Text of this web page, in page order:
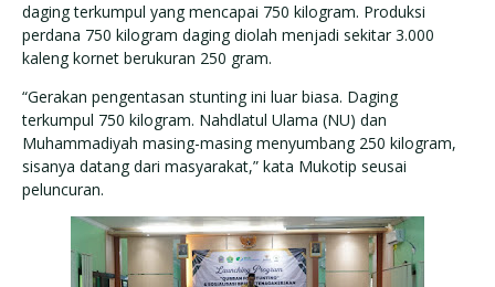
daging terkumpul yang mencapai 750 kilogram. Produksi
perdana 750 kilogram daging diolah menjadi sekitar 3.000
kaleng kornet berukuran 250 gram.
“Gerakan pengentasan stunting ini luar biasa. Daging
terkumpul 750 kilogram. Nahdlatul Ulama (NU) dan
Muhammadiyah masing-masing menyumbang 250 kilogram,
sisanya datang dari masyarakat,” kata Mukotip seusai
peluncuran.